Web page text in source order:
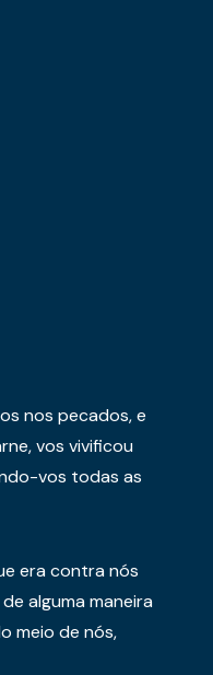
nos pecados, e
vos vivificou
vos todas as
era contra nós
alguma maneira
meio de nós,